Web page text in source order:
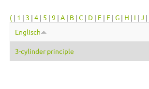
( | 1 | 3 | 4 | 5 | 9 | A | B | C | D | E | F | G | H | I | J |
Englisch
3-cylinder principle